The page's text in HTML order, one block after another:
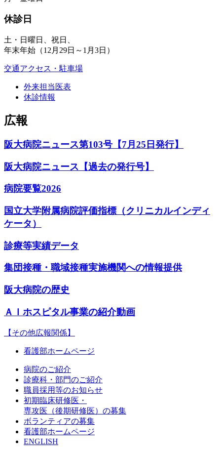
休診日
土・日曜日、祝日、
年末年始（12月29日～1月3日）
交通アクセス・駐車場
外来担当医表
休診情報
広報
阪大病院ニュース第103号【7月25日発行】
阪大病院ニュース【過去の発行号】
病院要覧2026
国立大学附属病院評価指標（クリニカルインディ
ケータ）
診療等実績データ
集団接種・職域接種実施機関への情報提供
阪大病院の歴史
ＡＩホスピタル事業の紹介動画
【その他広報関係】
看護部ホームページ
病院のご紹介
診療科・部門のご紹介
職員採用等のお知らせ
初期臨床研修医・
専攻医（後期研修医）の募集
ボランティアの募集
看護部ホームページ
ENGLISH